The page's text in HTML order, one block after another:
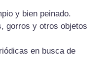
y bien peinado.
gorros y otros objetos
en busca de